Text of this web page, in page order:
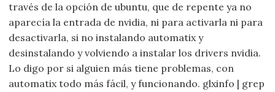
través de la opción de ubuntu, que de repente ya no
aparecía la entrada de nvidia, ni para activarla ni para
desactivarla, si no instalando automatix y
desinstalando y volviendo a instalar los drivers nvidia.
Lo digo por si alguien más tiene problemas, con
automatix todo más fácil, y funcionando. glxinfo | grep